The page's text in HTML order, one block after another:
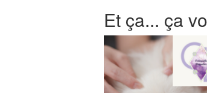
Et ça... ça